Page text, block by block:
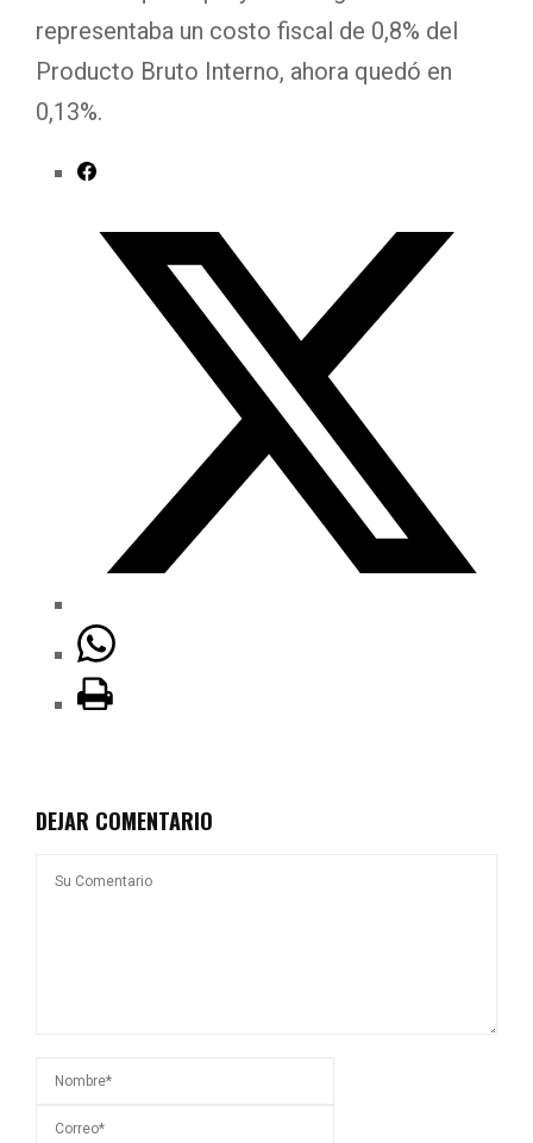
representaba un costo fiscal de 0,8% del
Producto Bruto Interno, ahora quedó en
0,13%.
DEJAR COMENTARIO